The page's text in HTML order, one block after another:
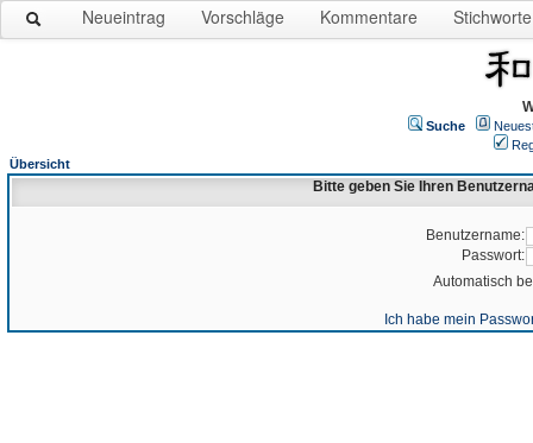
Neueintrag Vorschläge Kommentare Stichworte
Suche
Übersicht
Bitte geben Sie Ihren
Benutzername:
Passwort:
Automatisch
Ich habe mein